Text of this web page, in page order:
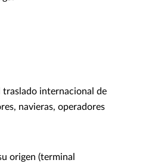
traslado internacional de
navieras, operadores
origen (terminal